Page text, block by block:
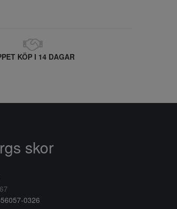
KÖP I 14 DAGAR
skor
0326